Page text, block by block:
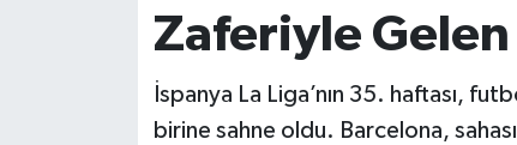
Zaferiyle
İspanya La Liga’nın 35. haftası,
birine sahne oldu. Barcelona,
KÜLTÜR-SANAT
MAGAZİN